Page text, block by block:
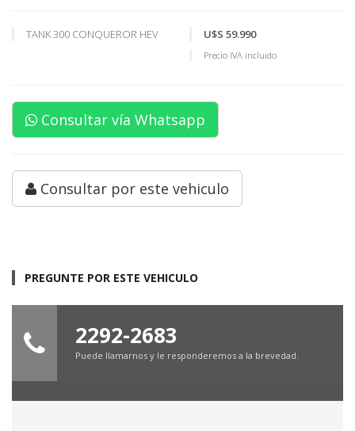
TANK 300 CONQUEROR HEV U$S 59.990
Precio IVA incluido
Consultar vía Whatsapp
Consultar por este vehiculo
PREGUNTE POR ESTE VEHICULO
2292-2683
Puede llamarnos y le responderemos a la brevedad.